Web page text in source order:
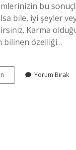
bu
bile, iyi şeyler
Karma
bilinen özelliği…
Kuralı
Yorum Bırak